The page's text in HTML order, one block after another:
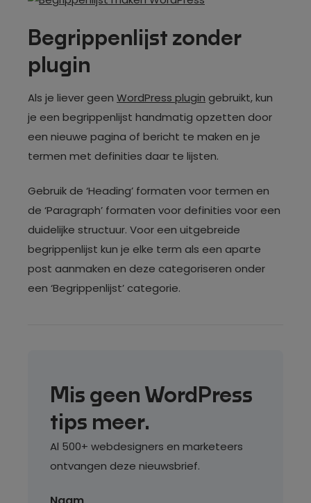
Begrippenlijst zonder
plugin
Als je liever geen WordPress plugin gebruikt, kun
je een begrippenlijst handmatig opzetten door
een nieuwe pagina of bericht te maken en je
termen met definities daar te lijsten.
Gebruik de ‘Heading’ formaten voor termen en
de ‘Paragraph’ formaten voor definities voor een
duidelijke structuur. Voor een uitgebreide
begrippenlijst kun je elke term als een aparte
post aanmaken en deze categoriseren onder
een ‘Begrippenlijst’ categorie.
Mis geen WordPress
tips meer.
Al 500+ webdesigners en marketeers
ontvangen deze nieuwsbrief.